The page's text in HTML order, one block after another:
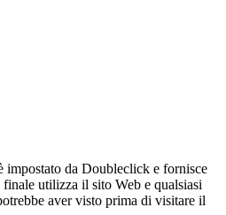
impostato da Doubleclick e fornisce
utilizza il sito Web e qualsiasi
aver visto prima di visitare il